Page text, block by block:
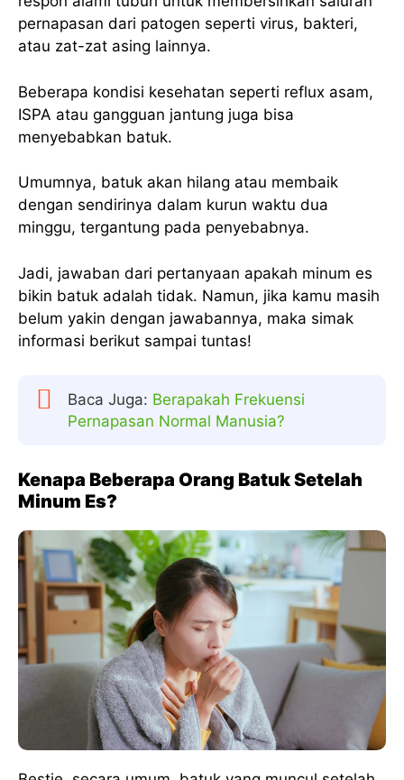
pernapasan dari patogen seperti virus, bakteri,
atau zat-zat asing lainnya.
Beberapa kondisi kesehatan seperti reflux asam,
ISPA atau gangguan jantung juga bisa
menyebabkan batuk.
Umumnya, batuk akan hilang atau membaik
dengan sendirinya dalam kurun waktu dua
minggu, tergantung pada penyebabnya.
Jadi, jawaban dari pertanyaan apakah minum es
bikin batuk adalah tidak. Namun, jika kamu masih
belum yakin dengan jawabannya, maka simak
informasi berikut sampai tuntas!
Baca Juga: Berapakah Frekuensi
Pernapasan Normal Manusia?
Kenapa Beberapa Orang Batuk Setelah
Minum Es?